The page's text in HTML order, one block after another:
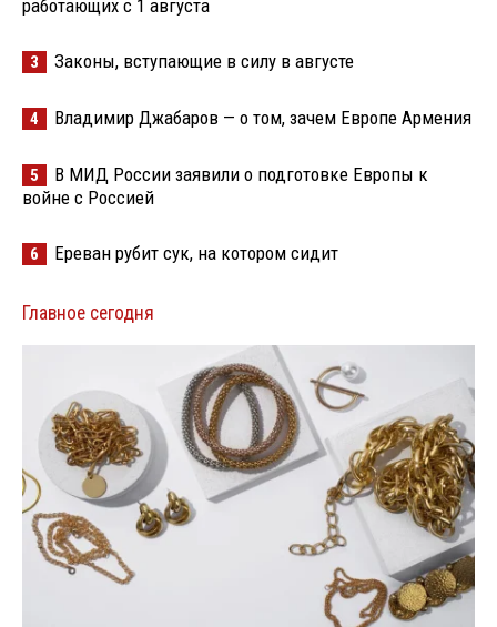
работающих с 1 августа
3 Законы, вступающие в силу в августе
4 Владимир Джабаров — о том, зачем Европе Армения
5
В МИД России заявили о подготовке Европы к
войне с Россией
6 Ереван рубит сук, на котором сидит
Главное сегодня